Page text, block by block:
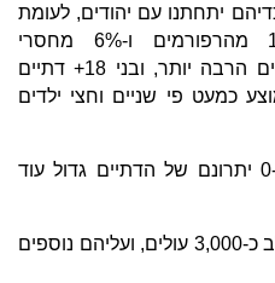
יתחתנו עם יהודים, לעומת
38% מהקונסרבטיבים, 14% מהרפורמים ו-6% מחסרי
ההשתייכות) - הדתיים גם יולדים הרבה יותר, ובני 18+ דתיים
כמעט פי שניים וחצי ילדים
לכן, יש לשער שבקרב בני 0-17 יתרונם של הדתיים גדול עוד
בכל שנה עולים לישראל מארה"ב כ-3,000 עולים, ועליהם נוספים